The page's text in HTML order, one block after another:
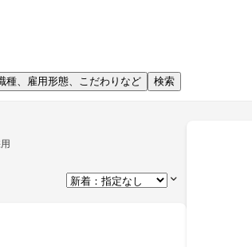
種、雇用形態、こだわりなど 検索